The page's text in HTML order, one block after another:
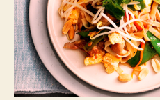
s
l
i
c
a
ç
ã